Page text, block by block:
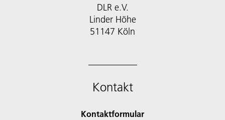
DLR e.V.
Linder Höhe
51147 Köln
Kontakt
Kontaktformular